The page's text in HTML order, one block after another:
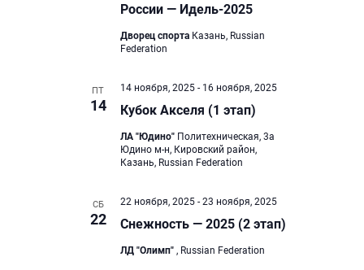
России — Идель-2025
Дворец спорта Казань, Russian
Federation
ПТ
14 Кубок Акселя (1 этап)
14 ноября, 2025- 16 ноября, 2025
ЛА "Юдино" Политехническая, 3а
Юдино м-н, Кировский район,
Казань, Russian Federation
СБ
22 Снежность — 2025 (2 этап)
22 ноября, 2025- 23 ноября, 2025
ЛД "Олимп" , Russian Federation